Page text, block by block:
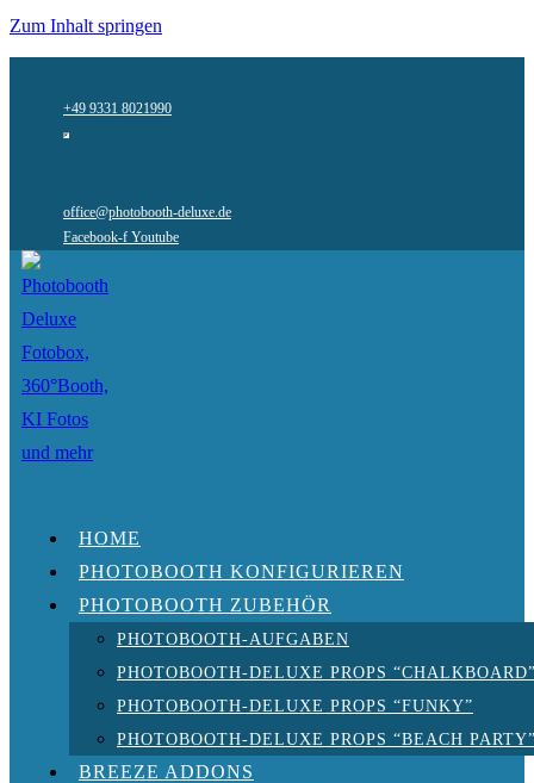
Zum Inhalt springen
+49 9331 8021990
office@photobooth-deluxe.de
Facebook-f Youtube
HOME
PHOTOBOOTH KONFIGURIEREN
PHOTOBOOTH ZUBEHÖR
PHOTOBOOTH-AUFGABEN
PHOTOBOOTH-DELUXE PROPS
PHOTOBOOTH-DELUXE PROPS “FUNKY”
PHOTOBOOTH-DELUXE PROPS “BEACH
BREEZE ADDONS